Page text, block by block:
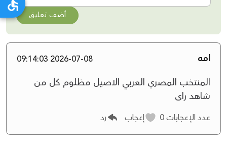
أضف تعليق
امه 2026-07-08 09:14:03
المنتخب المصري العربي الاصيل مظلوم كل من
شاهد راى
عدد الإعجابات إعجاب رد